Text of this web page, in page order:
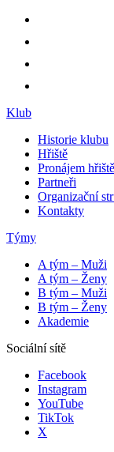
Klub
Historie klubu
Hřiště
Pronájem hřiště
Partneři
Organizační
Kontakty
Týmy
A tým – Muži
A tým – Ženy
B tým – Muži
B tým – Ženy
Akademie
Sociální sítě
Facebook
Instagram
YouTube
TikTok
X